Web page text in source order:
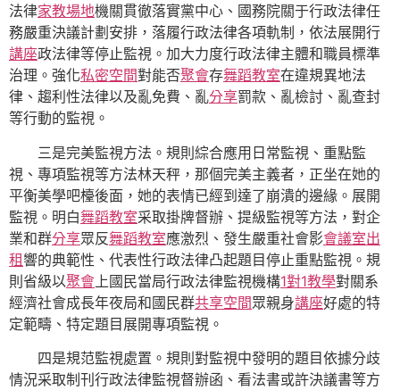
法律家教場地機關貫徹落實黨中心、國務院關于行政法律任
務嚴重決議計劃安排，落履行政法律各項軌制，依法展開行
講座政法律等停止監視。加大力度行政法律主體和職員標準
治理。強化私密空間對能否聚會存舞蹈教室在違規異地法
律、趨利性法律以及亂免費、亂分享罰款、亂檢討、亂查封
等行動的監視。
三是完美監視方法。規則綜合應用日常監視、重點監
視、專項監視等方法林天秤，那個完美主義者，正坐在她的
平衡美學吧檯後面，她的表情已經到達了崩潰的邊緣。展開
監視。明白舞蹈教室采取掛牌督辦、提級監視等方法，對企
業和群分享眾反舞蹈教室應激烈、發生嚴重社會影會議室出
租響的典範性、代表性行政法律凸起題目停止重點監視。規
則省級以聚會 上國民當局行政法律監視機構1對1教學對關系
經濟社會成長年夜局和國民群共享空間眾親身講座好處的特
定範疇、特定題目展開專項監視。
四是規范監視處置。規則對監視中發明的題目依據分歧
情況采取制刊行政法律監視督辦函、看法書或許決議書等方